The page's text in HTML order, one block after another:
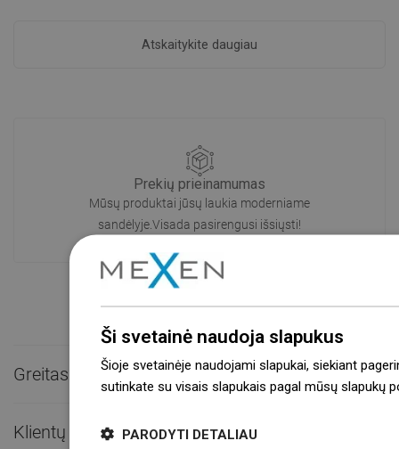
Atskaitykite daugiau
Prekių prieinamumas
Mūsų produktai jūsų laukia moderniame
sandėlyje.Visada pasirengusi išsiųsti!
Greitas kontaktas 
Klientų aptarnavimas
Ši svetainė naudoja slapukus
Šioje svetainėje naudojami slapukai, siekiant
sutinkate su visais slapukais pagal mūsų slapukų
PARODYTI DETALIAU